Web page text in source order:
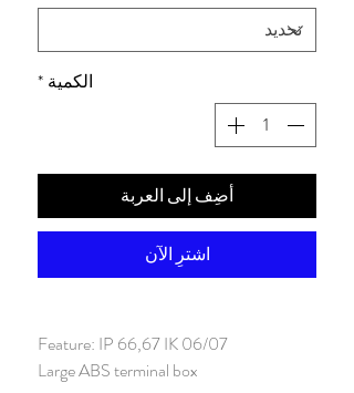
الكمية *
أضِف إلى العربة
اشترِ الآن
Feature: IP 66,67 IK 06/07
Large ABS terminal box